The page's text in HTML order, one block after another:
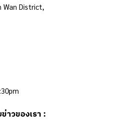
Wan District,
าวของเรา :